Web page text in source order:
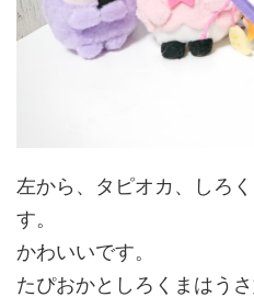
左から、タピオカ、しろ
す。
かわいいです。
たぴおかとしろくまはう